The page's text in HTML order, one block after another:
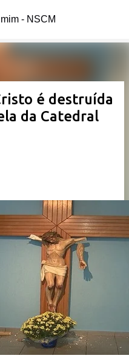
para o conteúdo principal
- NSCM
é destruída
da Catedral